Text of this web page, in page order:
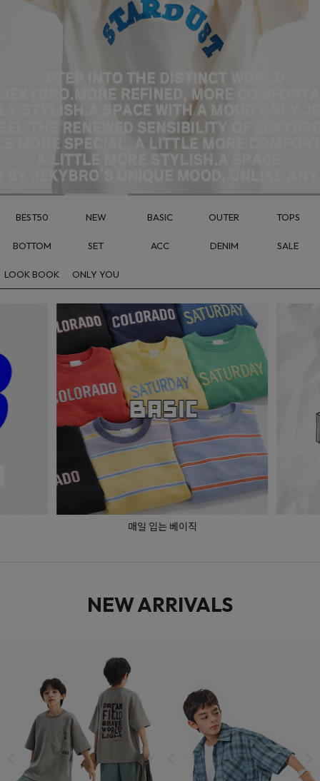
BEST50 NEW BASIC OUTER TOPS
BOTTOM SET ACC DENIM SALE
LOOK BOOK ONLY YOU
매일 입는 베이직
NEW ARRIVALS